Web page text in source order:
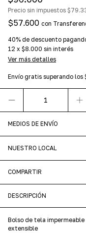
Precio sin impuestos
$57.600 con
40% de descuento
12 x $8.000 sin interés
Ver más detalles
Envío gratis superando los
MEDIOS DE ENVÍO
NUESTRO LOCAL
COMPARTIR
DESCRIPCIÓN
Bolso de tela
extensible